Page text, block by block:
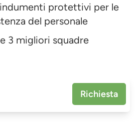
protettivi per le
del personale
3 migliori squadre
Richiesta